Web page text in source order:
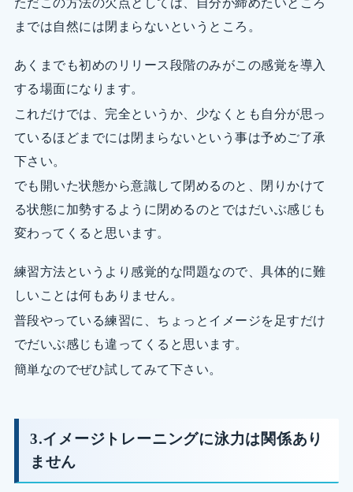
ただこの方法の欠点としては、自分が締めたいところ
までは自然には閉まらないというところ。
あくまでも初めのリリース段階のみがこの感覚を導入
する場面になります。
これだけでは、完全というか、少なくとも自分が思っ
ているほどまでには閉まらないという事は予めご了承
下さい。
でも開いた状態から意識して閉めるのと、閉りかけて
る状態に加勢するように閉めるのとではだいぶ感じも
変わってくると思います。
練習方法というより感覚的な問題なので、具体的に難
しいことは何もありません。
普段やっている練習に、ちょっとイメージを足すだけ
でだいぶ感じも違ってくると思います。
簡単なのでぜひ試してみて下さい。
3.イメージトレーニングに泳力は関係あり
ません